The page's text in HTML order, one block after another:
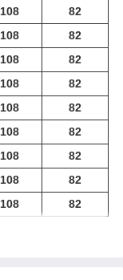
108
82
108
82
108
82
108
82
108
82
108
82
108
82
108
82
108 82